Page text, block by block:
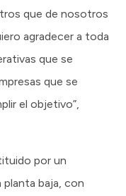
que de nosotros
agradecer a toda
que se
que se
el objetivo”,
por un
baja, con